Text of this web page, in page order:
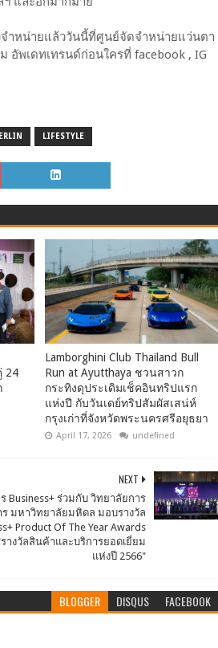
ำหน่ายแล้ววันนี้ที่ศูนย์จัดจำหน่ายแว่นตา
พเดทเทรนด์ก่อนใครที่ facebook , IG
LIFESTYLE
24
Lamborghini Club Thailand Bull
Run at Ayutthaya ชวนสาวก
กระทิงดุประเดิมเช็คอินทริปแรก
แห่งปี กับวันเดย์ทริปสัมผัสเสน่ห์
กรุงเก่าที่จังหวัดพระนครศรีอยุธยา
April 17, 2026 undefined
NEXT
Business+ ร่วมกับ วิทยาลัยการ
ร มหาวิทยาลัยมหิดล มอบรางวัล
Product Of The Year Awards
รางวัลสินค้าและบริการยอดเยี่ยม
แห่งปี 2566"
BLOGGER DISQUS FACEBOOK